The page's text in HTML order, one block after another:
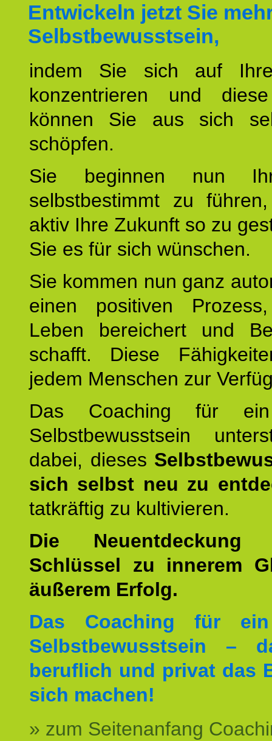
Entwickeln jetzt Sie
Selbstbewusstsein,
indem Sie sich auf
konzentrieren und
können Sie aus sich
schöpfen.
Sie beginnen nun
selbstbestimmt zu
aktiv Ihre Zukunft so zu
Sie es für sich wünschen.
Sie kommen nun ganz
einen positiven
Leben bereichert und
schafft. Diese
jedem Menschen zur
Das Coaching für
Selbstbewusstsein
dabei, dieses
sich selbst neu zu
tatkräftig zu kultivieren.
Die
Schlüssel zu innerem
äußerem Erfolg.
Das Coaching für
Selbstbewusstsein –
beruflich und privat das
sich machen!
» zum Seitenanfang